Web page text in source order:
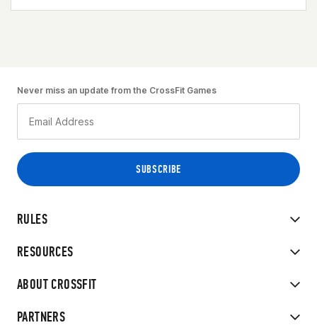
RULES
RESOURCES
ABOUT CROSSFIT
PARTNERS
Never miss an update from the CrossFit Games